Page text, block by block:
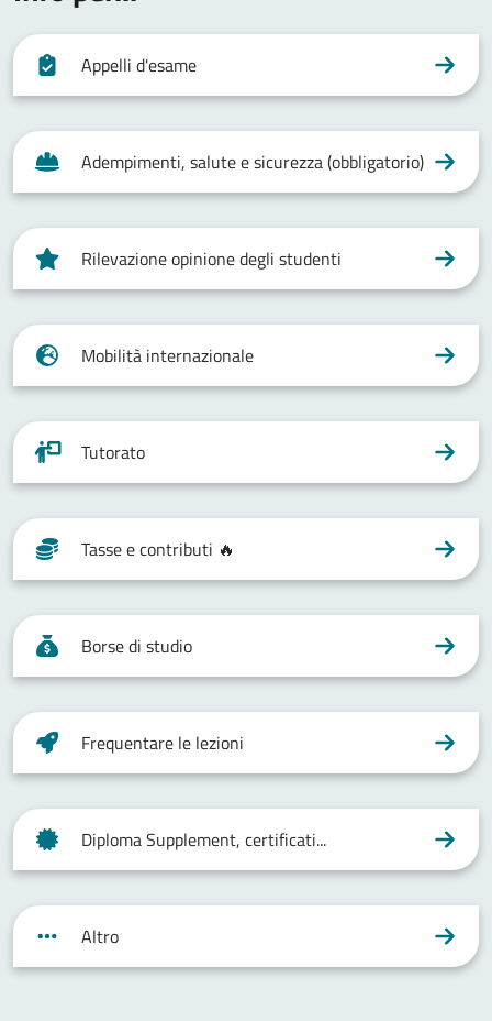
Appelli d'esame
Adempimenti, salute e sicurezza (obbligatorio)
Rilevazione opinione degli studenti
Mobilità internazionale
Tutorato
Tasse e contributi 🔥
Borse di studio
Frequentare le lezioni
Diploma Supplement, certificati...
Altro